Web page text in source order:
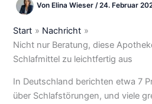
Von Elina Wieser/24. Februar
Start
Nachricht
Nicht nur Beratung, diese
Schlafmittel zu leichtfertig aus
In Deutschland berichten etwa 7
über Schlafstörungen, und viele